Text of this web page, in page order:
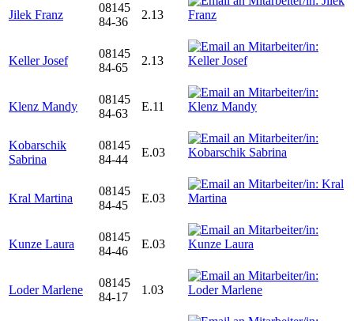
Jilek Franz
08145
84-36
2.13
Keller Josef
08145
84-65
2.13
Klenz Mandy
08145
84-63
E.11
Kobarschik
Sabrina
08145
84-44
E.03
Kral Martina
08145
84-45
E.03
Kunze Laura
08145
84-46
E.03
Loder Marlene
08145
84-17
1.03